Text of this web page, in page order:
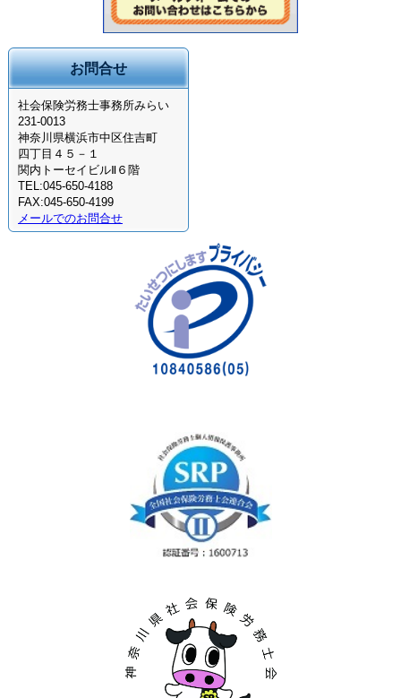
お問合せ
社会保険労務士事務所みらい
231-0013
神奈川県横浜市中区住吉町
四丁目４５－１
関内トーセイビルⅡ６階
TEL:045-650-4188
FAX:045-650-4199
メールでのお問合せ